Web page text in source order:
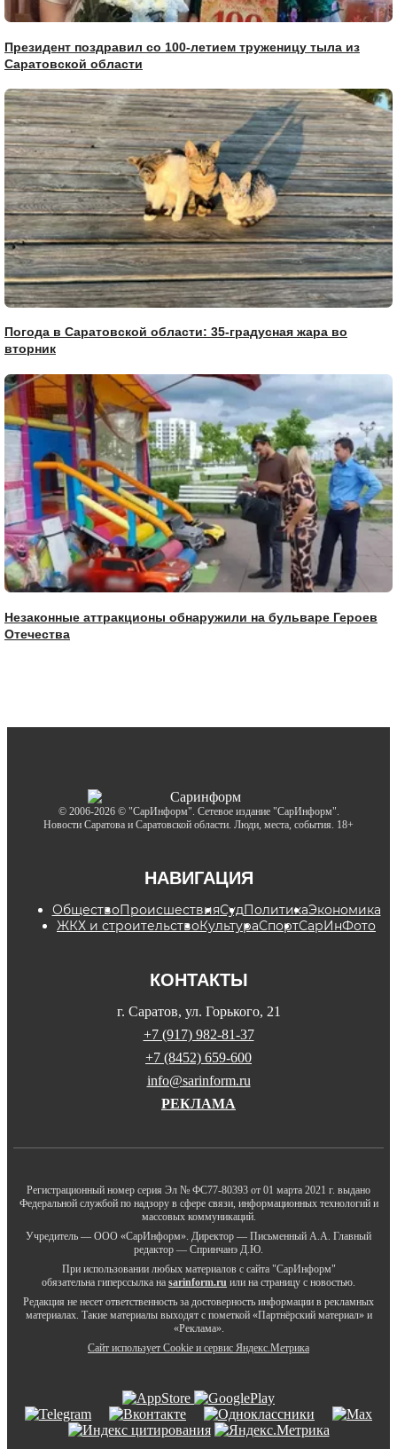
Президент поздравил со 100-летием труженицу тыла из
Саратовской области
Погода в Саратовской области: 35-градусная жара во
вторник
Незаконные аттракционы обнаружили на бульваре Героев
Отечества
© 2006-2026 © "СарИнформ". Сетевое издание "СарИнформ".
Новости Саратова и Саратовской области. Люди, места, события. 18+
НАВИГАЦИЯ
ОбществоПроисшествияСудПолитикаЭкономика
ЖКХ и строительствоКультураСпортСарИнФото
КОНТАКТЫ
г. Саратов, ул. Горького, 21
+7 (917) 982-81-37
+7 (8452) 659-600
info@sarinform.ru
РЕКЛАМА
Регистрационный номер серия Эл № ФС77-80393 от 01 марта 2021 г. выдано
Федеральной службой по надзору в сфере связи, информационных технологий и
массовых коммуникаций.
Учредитель — ООО «СарИнформ». Директор — Письменный А.А. Главный
редактор — Спринчанэ Д.Ю.
При использовании любых материалов с сайта "СарИнформ"
обязательна гиперссылка на sarinform.ru или на страницу с новостью.
Редакция не несет ответственность за достоверность информации в рекламных
материалах. Такие материалы выходят с пометкой «Партнёрский материал» и
«Реклама».
Сайт использует Cookie и сервиc Яндекс.Метрика